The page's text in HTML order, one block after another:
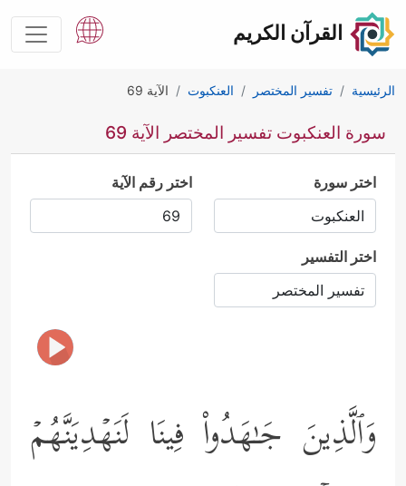
القرآن الكريم
الرئيسية تفسير المختصر العنكبوت الآية 69
سورة العنكبوت تفسير المختصر الآية 69
اختر سورة اختر رقم الآية
اختر التفسير
وَٱلَّذِینَ جَـٰهَدُواْ فِینَا لَنَهۡدِیَنَّهُمۡ